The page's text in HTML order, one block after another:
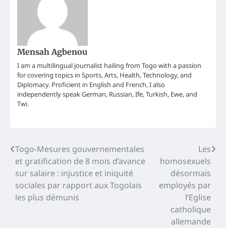
Mensah Agbenou
I am a multilingual journalist hailing from Togo with a passion
for covering topics in Sports, Arts, Health, Technology, and
Diplomacy. Proficient in English and French, I also
independently speak German, Russian, Ife, Turkish, Ewe, and
Twi.
Post
navigation
Togo-Mesures gouvernementales
et gratification de 8 mois d’avance
sur salaire : injustice et iniquité
sociales par rapport aux Togolais
les plus démunis
Les
homosexuels
désormais
employés par
l’Eglise
catholique
allemande